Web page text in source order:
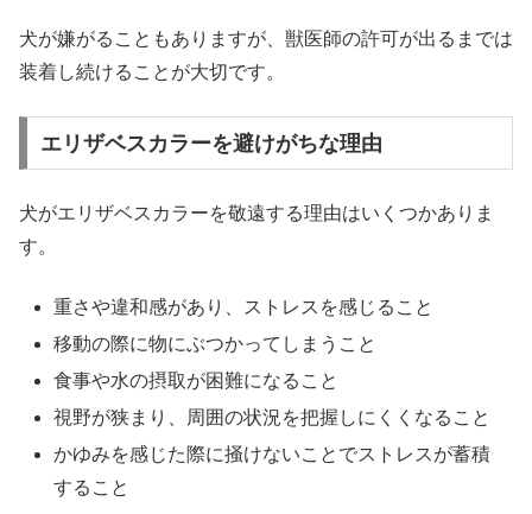
犬が嫌がることもありますが、獣医師の許可が出るまでは
装着し続けることが大切です。
エリザベスカラーを避けがちな理由
犬がエリザベスカラーを敬遠する理由はいくつかありま
す。
重さや違和感があり、ストレスを感じること
移動の際に物にぶつかってしまうこと
食事や水の摂取が困難になること
視野が狭まり、周囲の状況を把握しにくくなること
かゆみを感じた際に掻けないことでストレスが蓄積
すること